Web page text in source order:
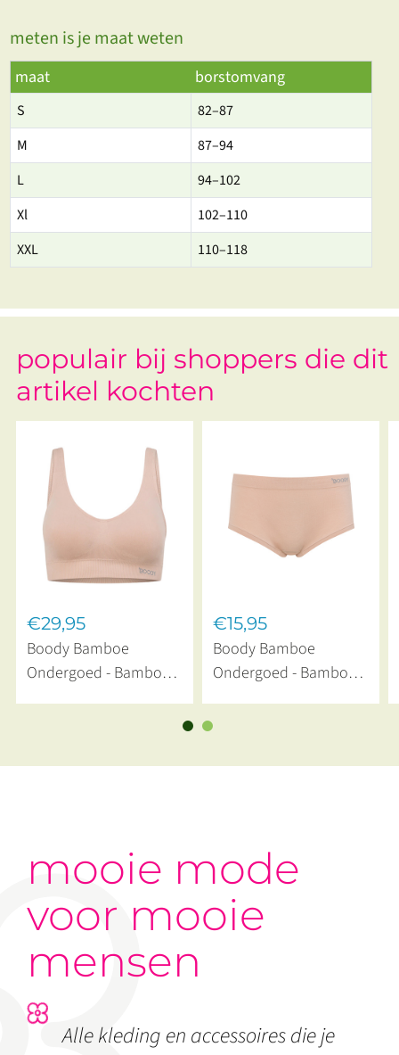
meten is je maat weten
maat borstomvang
S
82–87
M
87–94
L
94–102
Xl
102–110
XXL
110–118
populair bij shoppers die dit
artikel kochten
€29,95
Boody Bamboe
Ondergoed - Bamboe
€15,95
Boody Bamboe
Ondergoed - Bamboe
mooie mode
voor mooie
mensen
Alle kleding en accessoires die je